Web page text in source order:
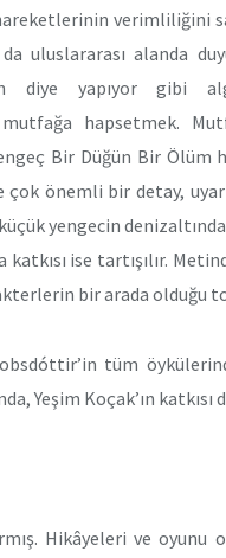
verimliliğini
uluslararası alanda
diye yapıyor gibi
hapsetmek.
Bir Düğün Bir Ölüm
çok önemli bir detay,
yengecin
ise tartışılır.
bir arada olduğu
tüm
Yeşim Koçak’ın katkısı
Hikâyeleri ve oyunu